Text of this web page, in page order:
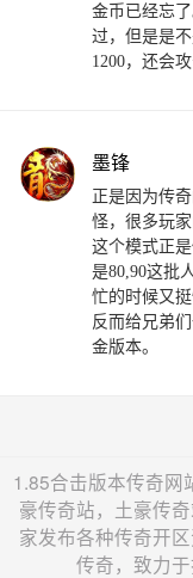
金币已经忘
过，但是是
1200，还会攻
墨锋
正是因为传
怪，很多玩
这个模式正
是80,90这批
忙的时候又
反而给兄弟
金版本。
1.85合击版本传奇网
豪传奇站，土豪传
家发布各种传奇开
传奇，致力